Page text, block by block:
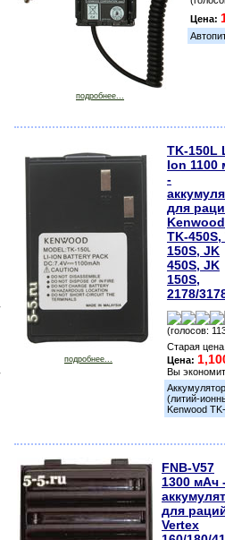
подробнее...
Цена:
подробнее...
TK-150L
Ion 1100
-
для
Kenwood
TK-450S,
150S, JK
450S, JK
150S,
2178/
(голосов:
Старая цена:
Цена:
Вы
(литий-
Kenwood
FNB-V57
1300 мАч
для
Vertex